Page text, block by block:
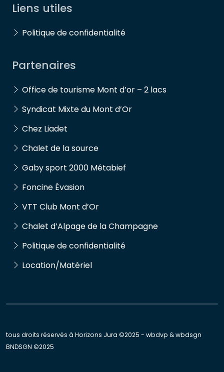
Liens utiles
Politique de confidentialité
Partenaires
Office de tourisme Mont d’or – 2 lacs
Syndicat Mixte du Mont d’Or
Chez Liadet
Chalet de la source
Gaby sport 2000 Métabief
Foncine Évasion
VTT Club Mont d’Or
Chalet d’Alpage de la Champagne
Politique de confidentialité
Location/Matériel
tous droits réservés à Horizons Jura ©2025 - wbdvp & wbdsgn
BNDSGN ©2025